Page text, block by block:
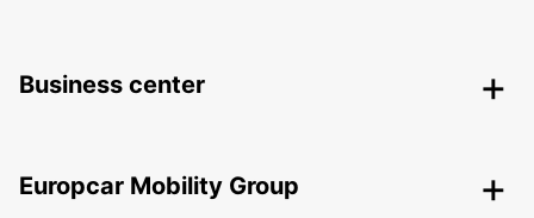
Business center
Europcar Mobility Group